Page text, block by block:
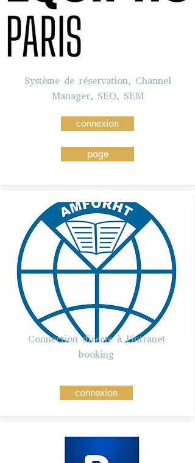
Système de réservation, Channel
Manager, SEO, SEM
connexion
page
Connection directe à l'intranet
booking
connexion